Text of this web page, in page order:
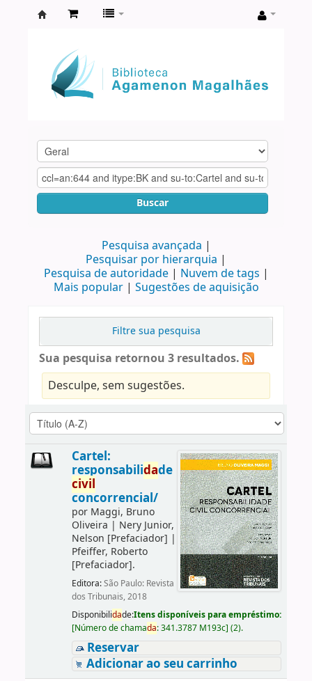
Agamenon
Magalhães
Buscar
Pesquisa avançada
Pesquisar por hierarquia
Pesquisa de autoridade
Nuvem de tags
Mais popular
Sugestões de aquisição
Filtre sua pesquisa
Sua pesquisa retornou 3 resultados.
Desculpe, sem sugestões.
Cartel:
responsabilidade
civil
concorrencial/
por Maggi, Bruno
Oliveira | Nery Junior,
Nelson [Prefaciador] |
Pfeiffer, Roberto
[Prefaciador].
Editora:São Paulo: Revista
dos Tribunais, 2018
Disponibilidade:Itens disponíveis para empréstimo:
[Número de chamada:341.3787 M193c] (2).
Reservar
Adicionar ao seu carrinho